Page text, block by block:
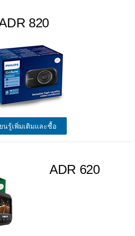
820
นรู้เพิ่มเติมและซื้อ
ADR 620